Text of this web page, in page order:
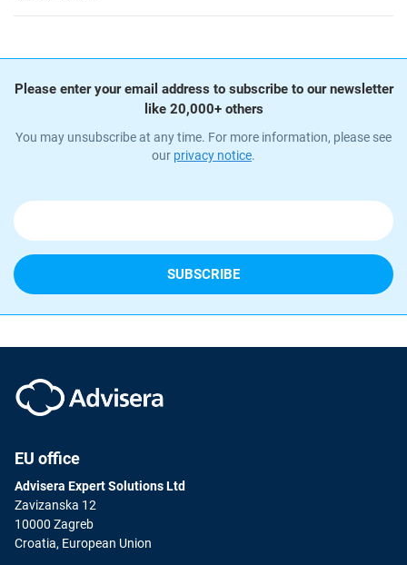
Please enter your email address to subscribe to our newsletter
like 20,000+ others
You may unsubscribe at any time. For more information, please see
our privacy notice.
EU office
Advisera Expert Solutions Ltd
Zavizanska 12
10000 Zagreb
Croatia, European Union